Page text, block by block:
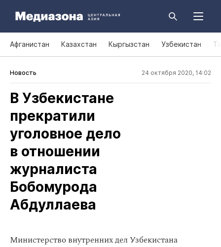
Афганистан Казахстан Кыргызстан Узбекистан
Новость 24 октября 2020, 14:02
В Узбекистане
прекратили
уголовное дело
в отношении
журналиста
Бобомурода
Абдуллаева
Министерство внутренних дел Узбекистана